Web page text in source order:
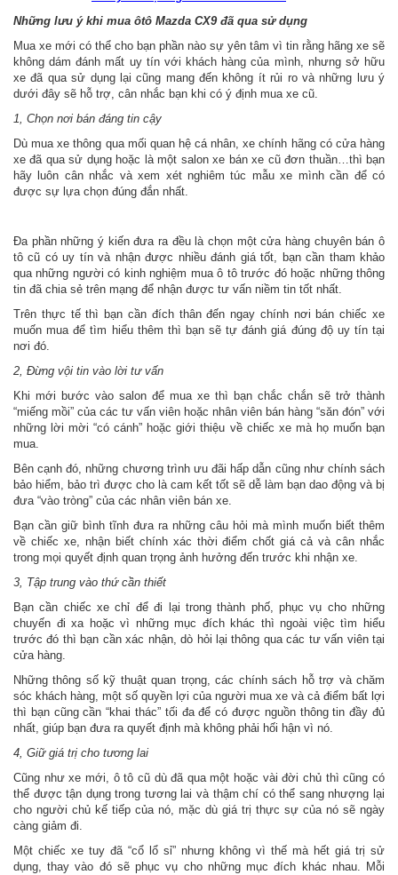
Những lưu ý khi mua ôtô Mazda CX9 đã qua sử dụng
Mua xe mới có thể cho bạn phần nào sự yên tâm vì tin rằng hãng xe sẽ
không dám đánh mất uy tín với khách hàng của mình, nhưng sở hữu
xe đã qua sử dụng lại cũng mang đến không ít rủi ro và những lưu ý
dưới đây sẽ hỗ trợ, cân nhắc bạn khi có ý định mua xe cũ.
1, Chọn nơi bán đáng tin cậy
Dù mua xe thông qua mối quan hệ cá nhân, xe chính hãng có cửa hàng
xe đã qua sử dụng hoặc là một salon xe bán xe cũ đơn thuần…thì bạn
hãy luôn cân nhắc và xem xét nghiêm túc mẫu xe mình cần để có
được sự lựa chọn đúng đắn nhất.
Đa phần những ý kiến đưa ra đều là chọn một cửa hàng chuyên bán ô
tô cũ có uy tín và nhận được nhiều đánh giá tốt, bạn cần tham khảo
qua những người có kinh nghiệm mua ô tô trước đó hoặc những thông
tin đã chia sẻ trên mạng để nhận được tư vấn niềm tin tốt nhất.
Trên thực tế thì bạn cần đích thân đến ngay chính nơi bán chiếc xe
muốn mua để tìm hiểu thêm thì bạn sẽ tự đánh giá đúng độ uy tín tại
nơi đó.
2, Đừng vội tin vào lời tư vấn
Khi mới bước vào salon để mua xe thì bạn chắc chắn sẽ trở thành
“miếng mồi” của các tư vấn viên hoặc nhân viên bán hàng “săn đón” với
những lời mời “có cánh” hoặc giới thiệu về chiếc xe mà họ muốn bạn
mua.
Bên cạnh đó, những chương trình ưu đãi hấp dẫn cũng như chính sách
bảo hiểm, bảo trì được cho là cam kết tốt sẽ dễ làm bạn dao động và bị
đưa “vào tròng” của các nhân viên bán xe.
Bạn cần giữ bình tĩnh đưa ra những câu hỏi mà mình muốn biết thêm
về chiếc xe, nhận biết chính xác thời điểm chốt giá cả và cân nhắc
trong mọi quyết định quan trọng ảnh hưởng đến trước khi nhận xe.
3, Tập trung vào thứ cần thiết
Bạn cần chiếc xe chỉ để đi lại trong thành phố, phục vụ cho những
chuyến đi xa hoặc vì những mục đích khác thì ngoài việc tìm hiểu
trước đó thì bạn cần xác nhận, dò hỏi lại thông qua các tư vấn viên tại
cửa hàng.
Những thông số kỹ thuật quan trọng, các chính sách hỗ trợ và chăm
sóc khách hàng, một số quyền lợi của người mua xe và cả điểm bất lợi
thì bạn cũng cần “khai thác” tối đa để có được nguồn thông tin đầy đủ
nhất, giúp bạn đưa ra quyết định mà không phải hối hận vì nó.
4, Giữ giá trị cho tương lai
Cũng như xe mới, ô tô cũ dù đã qua một hoặc vài đời chủ thì cũng có
thể được tận dụng trong tương lai và thậm chí có thể sang nhượng lại
cho người chủ kế tiếp của nó, mặc dù giá trị thực sự của nó sẽ ngày
càng giảm đi.
Một chiếc xe tuy đã “cổ lổ sỉ” nhưng không vì thế mà hết giá trị sử
dụng, thay vào đó sẽ phục vụ cho những mục đích khác nhau. Mỗi